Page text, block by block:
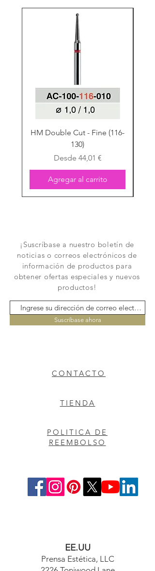
HM Double Cut - Fine (116-
130)
Desde 44,01 €
Precio de oferta
Agregar al carrito
¡Suscríbase a nuestro boletín de
noticias o correos electrónicos de
información de productos para
obtener ofertas especiales y nuevos
productos!
Suscríbase ahora
CONTACTO
TIENDA
POLITICA DE
REEMBOLSO
EE.UU
Prensa Estética, LLC